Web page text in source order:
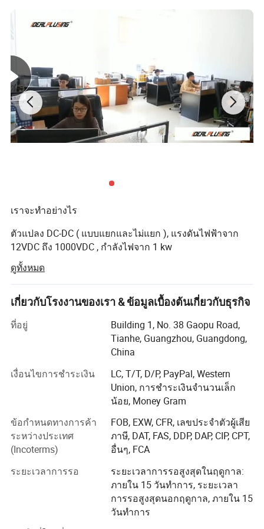
แหล่งจ่ายไฟ DC
โมดูลเรคติฟายเออร์แบบ AC เป็น DC, DC ไปยังอินเวอร์เตอร์ C,
ระบบเรคติฟายเออร์และฟิลด์อื่นๆให้โซลูชันแหล่งจ่ายไฟแบบปรับ
แต่งได้มีประสิทธิภาพเชื่อถือได้และประหยัดสำหรับทุกอุตสาหกรรม
เราไม่ได้เป็นเพียงการขายผลิตภัณฑ์เท่านั้น
สิ่งที่เราต้องการมอบโซลูชันแหล่งจ่ายไฟที่เหมาะสมให้กับลูกค้าของ
เรามีความเชี่ยวชาญในการปรับแต่ง
นำเสนอช่วง
ตั้งแต่ 1V ถึง 1000V DC และ 1A ถึง 1000A
เรามีตัวเลือกการออกแบบตัวแปลงแบบแยกอิสระและแบบไม่กั้นแยก
โปรดไปที่เว็บไซต์ของเราและส่งคำถามเพื่อสำรวจความสามารถของ
เราเพิ่มเติม
หากคุณไม่พบสเปคที่เหมาะสมกับความต้องการของคุณ
ติดต่อเราเดี๋ยวนี้ ! มันจะไม่มีค่าใช้จ่ายใดๆเกิดขึ้นหากท่าน
ถามเราแต่อาจเป็นโอกาสสำหรับทั้งสองฝ่าย !
ทีมงานที่ทุ่มเทของเราพยายามที่จะตอบสนองภายในหนึ่งชั่วโมง
ขอขอบคุณที่พิจารณาบริการของเรา
เราจะทำอย่างไร
ตัวแปลง DC-DC ( แบบแยกและไม่แยก ), แรงดันไฟฟ้าจาก
12VDC ถึง 1000VDC , กำลังไฟจาก 1 kw
แหล่งจ่ายไฟ AC DC, แรงดันไฟฟ้าตั้งแต่ 0 ถึง 200kv, กระแส
ไฟจาก 0 แอมป์
อินเวอร์เตอร์ DC AC, แรงดันไฟฟ้า DC จาก 12VDC ถึง
2000VDC และกำลังไฟจาก 100W ถึง 500kw
แหล่งจ่ายไฟ AC แหล่งจ่ายไฟ AC แบบเฟสเดียวหรือ 3 เฟส ,
500Hz แหล่งจ่ายไฟขนาด 10 kVA ถึง 500kVA
เครื่องจ่ายไฟ AC DC แบบต่อสายดิน , จาก 300 แอมป์ถึง
เราคือใคร
เรามีโรงงานของเรา ( ตั้งอยู่ในเซินเจิ้นจีน ) โรงงานที่ดำเนิน
การร่วมมือกว่า 20 แห่งพนักงานมากกว่า 60 คนและ 10000
เป็นหนึ่งในซัพพลายเออร์ที่ประกอบ , พัฒนา , ผลิต , ขาย ,
ออกแบบทางวิศวกรรม , และโครงสร้างสำหรับพาวเวอร์
ดูทั้งหมด
เกี่ยวกับโรงงานของเรา & ข้อมูลเบื้องต้นเกี่ยวกับธุรกิจ
ที่อยู่
Building 1, No. 38 Gaopu Road,
Tianhe, Guangzhou, Guangdong,
China
เงื่อนไขการชำระเงิน
LC, T/T, D/P, PayPal, Western
Union, การชำระเงินจำนวนเล็ก
น้อย, Money Gram
ข้อกำหนดทางการค้า
ระหว่างประเทศ
(Incoterms)
FOB, EXW, CFR, เลขประจำตัวผู้เสีย
ภาษี, DAT, FAS, DDP, DAP, CIP, CPT,
อื่นๆ, FCA
ระยะเวลาการรอ
ระยะเวลาการรอสูงสุดในฤดูกาล:
ภายใน 15 วันทำการ, ระยะเวลา
การรอสูงสุดนอกฤดูกาล, ภายใน 15
วันทำการ